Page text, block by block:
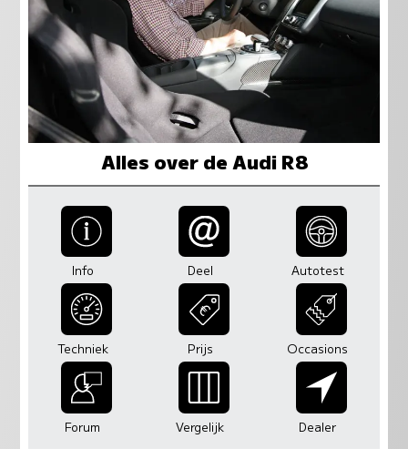
Alles over de Audi R8
Info Deel Autotest
Techniek Prijs Occasions
Forum Vergelijk Dealer